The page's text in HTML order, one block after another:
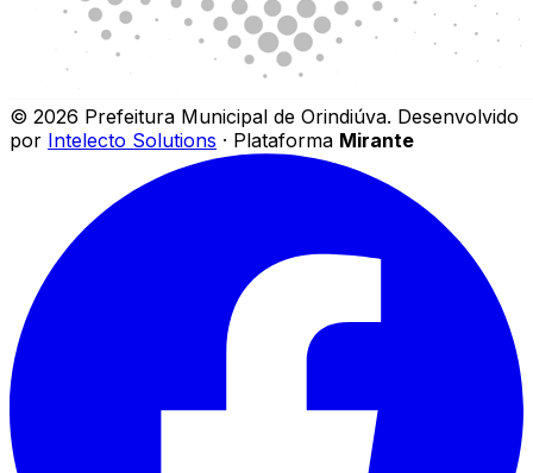
© 2026 Prefeitura Municipal de Orindiúva. Desenvolvido
por Intelecto Solutions · Plataforma Mirante